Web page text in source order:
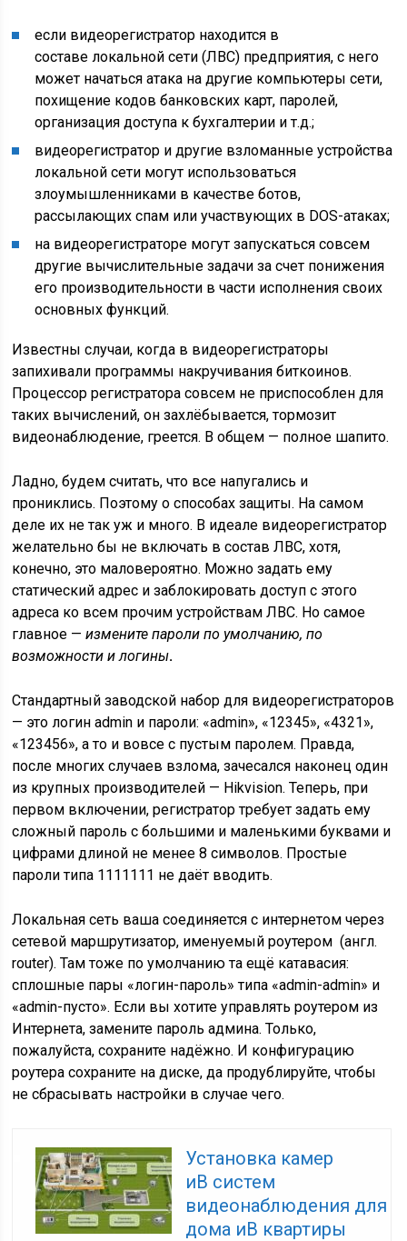
если видеорегистратор находится в
составе локальной сети (ЛВС) предприятия, с него
может начаться атака на другие компьютеры сети,
похищение кодов банковских карт, паролей,
организация доступа к бухгалтерии и т.д.;
видеорегистратор и другие взломанные устройства
локальной сети могут использоваться
злоумышленниками в качестве ботов,
рассылающих спам или участвующих в DOS-атаках;
на видеорегистраторе могут запускаться совсем
другие вычислительные задачи за счет понижения
его производительности в части исполнения своих
основных функций.
Известны случаи, когда в видеорегистраторы
запихивали программы накручивания биткоинов.
Процессор регистратора совсем не приспособлен для
таких вычислений, он захлёбывается, тормозит
видеонаблюдение, греется. В общем — полное шапито.
Ладно, будем считать, что все напугались и
прониклись. Поэтому о способах защиты. На самом
деле их не так уж и много. В идеале видеорегистратор
желательно бы не включать в состав ЛВС, хотя,
конечно, это маловероятно. Можно задать ему
статический адрес и заблокировать доступ с этого
адреса ко всем прочим устройствам ЛВС. Но самое
главное —измените пароли по умолчанию, по
возможности и логины.
Стандартный заводской набор для видеорегистраторов
— это логин admin и пароли: «admin», «12345», «4321»,
«123456», а то и вовсе с пустым паролем. Правда,
после многих случаев взлома, зачесался наконец один
из крупных производителей — Hikvision. Теперь, при
первом включении, регистратор требует задать ему
сложный пароль с большими и маленькими буквами и
цифрами длиной не менее 8 символов. Простые
пароли типа 1111111 не даёт вводить.
Локальная сеть ваша соединяется с интернетом через
сетевой маршрутизатор, именуемый роутером (англ.
router). Там тоже по умолчанию та ещё катавасия:
сплошные пары «логин-пароль» типа «admin-admin» и
«admin-пусто». Если вы хотите управлять роутером из
Интернета, замените пароль админа. Только,
пожалуйста, сохраните надёжно. И конфигурацию
роутера сохраните на диске, да продублируйте, чтобы
не сбрасывать настройки в случае чего.
Установка камер
иВ систем
видеонаблюдения для
дома иВ квартиры